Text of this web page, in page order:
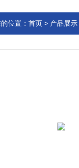
位置： 首页 > 产品展示